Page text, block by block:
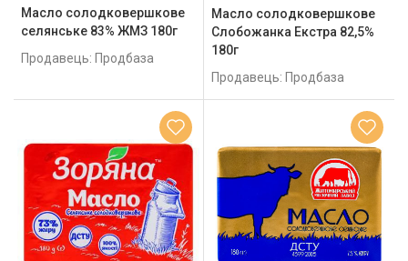
Масло солодковершкове
селянське 83% ЖМЗ 180г
Продавець: Продбаза
Масло солодковершкове
Слобожанка Екстра 82,5%
180г
Продавець: Продбаза